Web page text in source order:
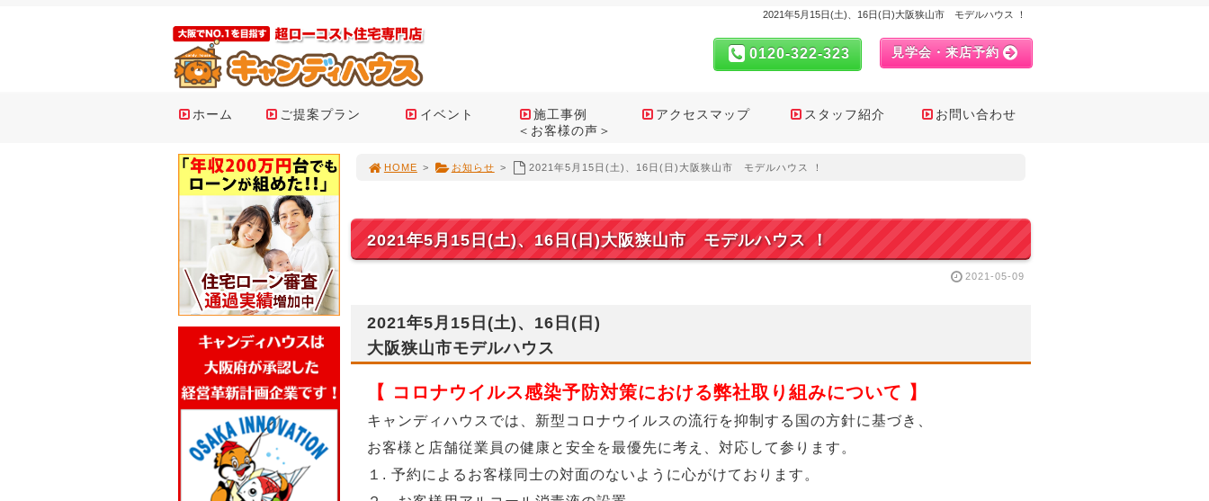
2021年5月15日(土)、16日(日)大阪狭山市 モデルハウス ！
見学会・来店予約
0120-322-323
ホーム ご提案プラン イベント
施工事例
＜お客様の声＞
アクセスマップ スタッフ紹介 お問い合わせ
HOME > お知らせ > 2021年5月15日(土)、16日(日)大阪狭山市 モデルハウス ！
2021年5月15日(土)、16日(日)大阪狭山市 モデルハウス ！
2021-05-09
2021年5月15日(土)、16日(日)
大阪狭山市モデルハウス
【 コロナウイルス感染予防対策における弊社取り組みについて 】
キャンディハウスでは、新型コロナウイルスの流行を抑制する国の方針に基づき、
お客様と店舗従業員の健康と安全を最優先に考え、対応して参ります。
１. 予約によるお客様同士の対面のないように心がけております。